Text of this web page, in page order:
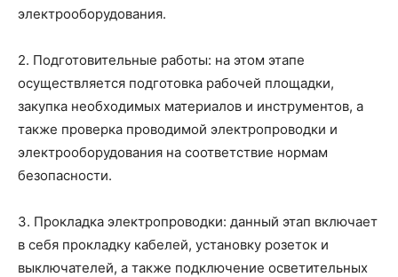
электрооборудования.
2. Подготовительные работы: на этом этапе
осуществляется подготовка рабочей площадки,
закупка необходимых материалов и инструментов, а
также проверка проводимой электропроводки и
электрооборудования на соответствие нормам
безопасности.
3. Прокладка электропроводки: данный этап включает
в себя прокладку кабелей, установку розеток и
выключателей, а также подключение осветительных